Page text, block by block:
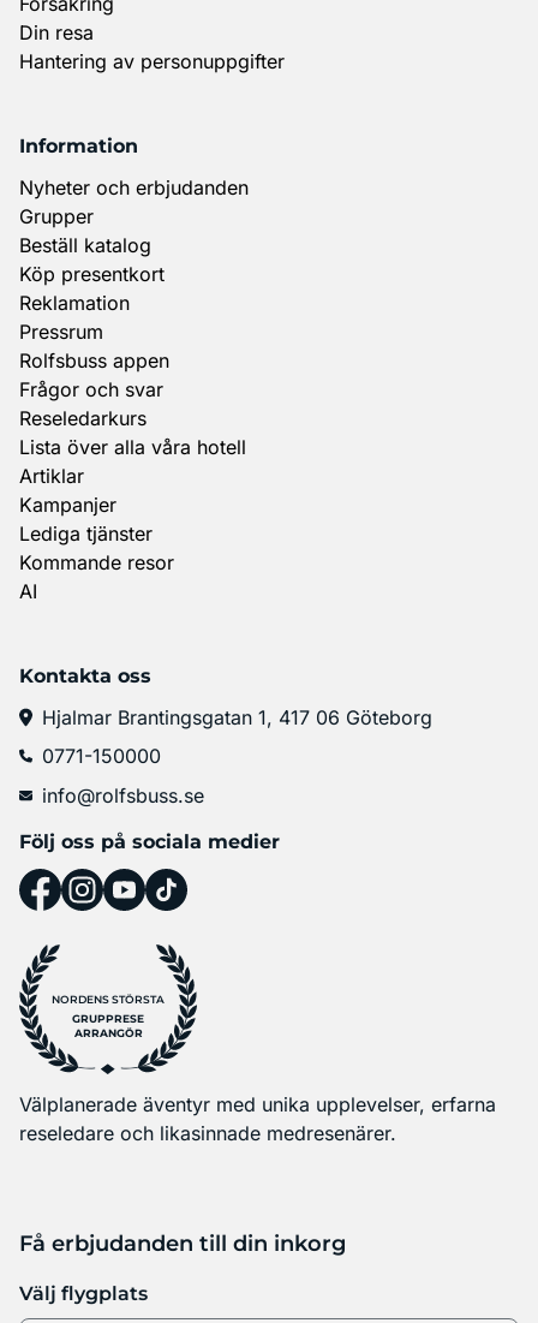
Din resa
Hantering av personuppgifter
Information
Nyheter och erbjudanden
Grupper
Beställ katalog
Köp presentkort
Reklamation
Pressrum
Rolfsbuss appen
Frågor och svar
Reseledarkurs
Lista över alla våra hotell
Artiklar
Kampanjer
Lediga tjänster
Kommande resor
AI
Kontakta oss
Hjalmar Brantingsgatan 1, 417 06 Göteborg
0771-150000
info@rolfsbuss.se
Följ oss på sociala medier
NORDENS STÖRSTA
GRUPPRESE
ARRANGÖR
Välplanerade äventyr med unika upplevelser, erfarna
reseledare och likasinnade medresenärer.
Få erbjudanden till din inkorg
Välj flygplats